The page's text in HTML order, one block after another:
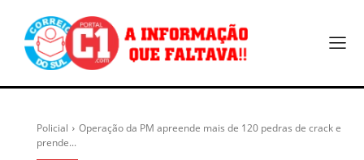
Policial
Operação da PM apreende mais de 120 pedras de crack e
prende...